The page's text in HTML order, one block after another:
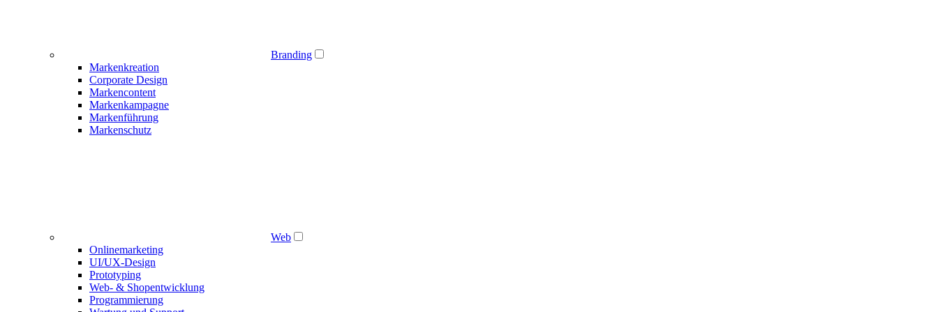
Branding
Markenkreation
Corporate Design
Markencontent
Markenkampagne
Markenführung
Markenschutz
Web
Onlinemarketing
UI/UX-Design
Prototyping
Web- & Shopentwicklung
Programmierung